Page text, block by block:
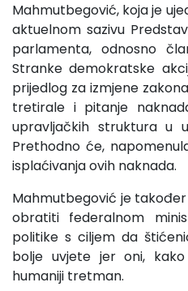
Mahmutbegović, koja je
aktuelnom sazivu
parlamenta, odnosno
Stranke demokratske
prijedlog za izmjene
tretirale i pitanje
upravljačkih struktura u
Prethodno će,
isplaćivanja ovih naknada.
Mahmutbegović je
obratiti federalnom
politike s ciljem da
bolje uvjete jer oni,
humaniji tretman.